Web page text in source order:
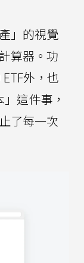
」的視覺
算器。功
外，也
這件事，
了每一次